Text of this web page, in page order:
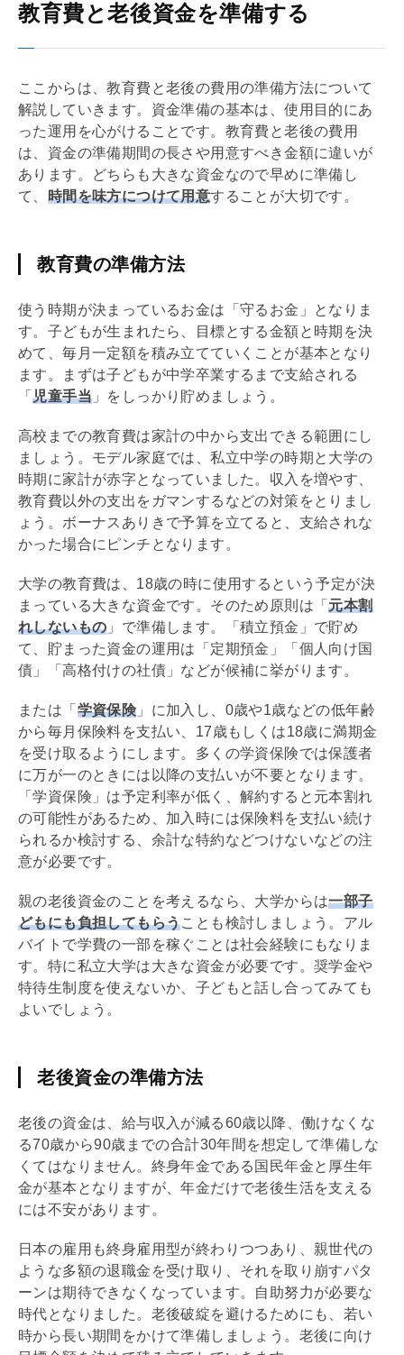
教育費と老後資金を準備する
ここからは、教育費と老後の費用の準備方法について
解説していきます。資金準備の基本は、使用目的にあ
った運用を心がけることです。教育費と老後の費用
は、資金の準備期間の長さや用意すべき金額に違いが
あります。どちらも大きな資金なので早めに準備し
て、 時間を味方につけて用意することが大切です。
教育費の準備方法
使う時期が決まっているお金は「守るお金」となりま
す。子どもが生まれたら、目標とする金額と時期を決
めて、毎月一定額を積み立てていくことが基本となり
ます。まずは子どもが中学卒業するまで支給される
「児童手当 」をしっかり貯めましょう。
高校までの教育費は家計の中から支出できる範囲にし
ましょう。モデル家庭では、私立中学の時期と大学の
時期に家計が赤字となっていました。収入を増やす、
教育費以外の支出をガマンするなどの対策をとりまし
ょう。ボーナスありきで予算を立てると、支給されな
かった場合にピンチとなります。
大学の教育費は、18歳の時に使用するという予定が決
まっている大きな資金です。そのため原則は「元本割
れしないもの 」で準備します。「積立預金」で貯め
て、貯まった資金の運用は「定期預金」「個人向け国
債」「高格付けの社債」などが候補に挙がります。
または「 学資保険」に加入し、0歳や1歳などの低年齢
から毎月保険料を支払い、17歳もしくは18歳に満期金
を受け取るようにします。多くの学資保険では保護者
に万が一のときには以降の支払いが不要となります。
「学資保険」は予定利率が低く、解約すると元本割れ
の可能性があるため、加入時には保険料を支払い続け
られるか検討する、余計な特約などつけないなどの注
意が必要です。
親の老後資金のことを考えるなら、大学からは一部子
どもにも負担してもらうことも検討しましょう。アル
バイトで学費の一部を稼ぐことは社会経験にもなりま
す。特に私立大学は大きな資金が必要です。奨学金や
特待生制度を使えないか、子どもと話し合ってみても
よいでしょう。
老後資金の準備方法
老後の資金は、給与収入が減る60歳以降、働けなくな
る70歳から90歳までの合計30年間を想定して準備しな
くてはなりません。終身年金である国民年金と厚生年
金が基本となりますが、年金だけで老後生活を支える
には不安があります。
日本の雇用も終身雇用型が終わりつつあり、親世代の
ような多額の退職金を受け取り、それを取り崩すパタ
ーンは期待できなくなっています。自助努力が必要な
時代となりました。老後破綻を避けるためにも、若い
時から長い期間をかけて準備しましょう。老後に向け